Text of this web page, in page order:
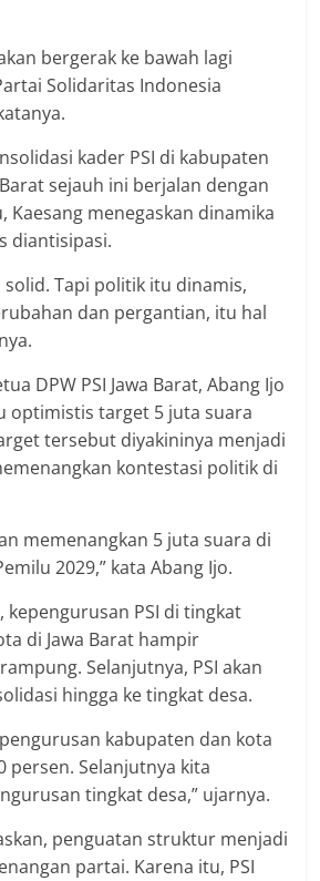
bergerak ke bawah lagi
Solidaritas Indonesia
kader PSI di kabupaten
sejauh ini berjalan dengan
Kaesang menegaskan dinamika
diantisipasi.
solid. Tapi politik itu dinamis,
dan pergantian, itu hal
DPW PSI Jawa Barat, Abang Ijo
optimistis target 5 juta suara
tersebut diyakininya menjadi
kontestasi politik di
memenangkan 5 juta suara di
2029,” kata Abang Ijo.
kepengurusan PSI di tingkat
di Jawa Barat hampir
Selanjutnya, PSI akan
hingga ke tingkat desa.
kabupaten dan kota
persen. Selanjutnya kita
tingkat desa,” ujarnya.
penguatan struktur menjadi
partai. Karena itu, PSI